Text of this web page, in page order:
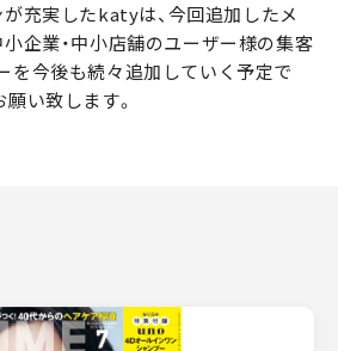
が充実したkatyは、今回追加したメ
企業・中小店舗のユーザー様の集客
を今後も続々追加していく予定で
い致します。